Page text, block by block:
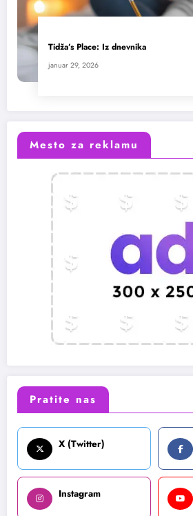
Tidža’s Place: Iz dnevnika
januar 29, 2026
Mesto za reklamu
Pratite nas
X (Twitter)
Instagram